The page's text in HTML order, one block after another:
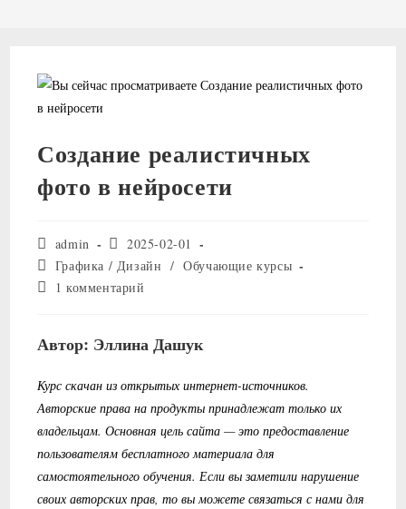
Создание реалистичных
фото в нейросети
Автор
записи:
admin
Запись
опубликована:
2025-02-01
Рубрика
записи:
Графика / Дизайн / Обучающие курсы
Комментарии
1 комментарий
Автор: Эллина Дашук
Курс скачан из открытых интернет-источников.
Авторские права на продукты принадлежат только их
владельцам. Основная цель сайта — это предоставление
пользователям бесплатного материала для
самостоятельного обучения. Если вы заметили нарушение
своих авторских прав, то вы можете связаться с нами для